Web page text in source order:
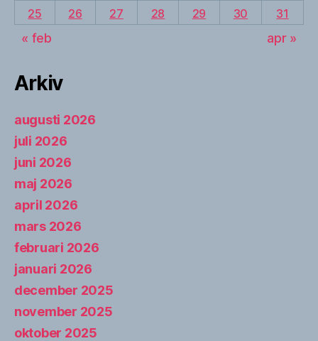
25
26 27 28 29 30 31
« feb apr »
Arkiv
augusti 2026
juli 2026
juni 2026
maj 2026
april 2026
mars 2026
februari 2026
januari 2026
december 2025
november 2025
oktober 2025